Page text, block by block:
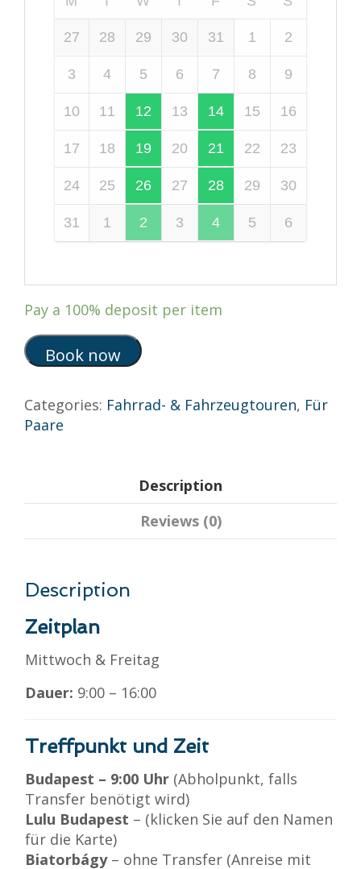
27 28 29 30 31 1 2
3 4 5 6 7 8 9
10 11 12 13 14 15 16
17 18 19 20 21 22 23
24 25 26 27 28 29 30
31 1 2 3 4 5 6
Pay a 100% deposit per item
Book now
Categories: Fahrrad- & Fahrzeugtouren, Für
Paare
Description
Reviews (0)
Description
Zeitplan
Mittwoch & Freitag
Dauer: 9:00 – 16:00
Treffpunkt und Zeit
Budapest – 9:00 Uhr (Abholpunkt, falls
Transfer benötigt wird)
Lulu Budapest – (klicken Sie auf den Namen
für die Karte)
Biatorbágy– ohne Transfer (Anreise mit